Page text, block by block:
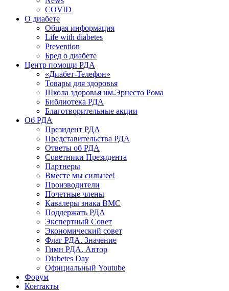
COVID
О диабете
Общая информация
Life with diabetes
Prevention
Бред о диабете
Центр помощи РДА
«Диабет-Телефон»
Товары для здоровья
Школа здоровья им.Эрнесто Рома
Библиотека РДА
Благотворительные акции
Об РДА
Президент РДА
Представительства РДА
Ответы об РДА
Советники Президента
Партнеры
Вместе мы сильнее!
Производители
Почетные члены
Кавалеры знака ВМС
Поддержать РДА
Экспертный Совет
Экономический совет
Флаг РДА. Значение
Гимн РДА. Автор
Diabetes Day
Официальный Youtube
Форум
Контакты